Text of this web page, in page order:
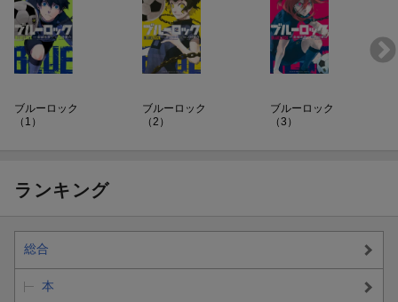
ブルーロック
（1）
ブルーロック
（2）
ブルーロック
（3）
ランキング
総合
本